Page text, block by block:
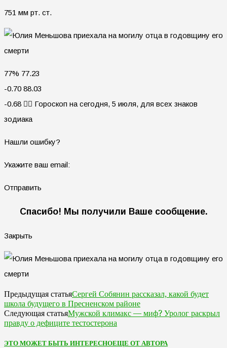
751 мм рт. ст.
77% 77.23
-0.70 88.03
-0.68 🧙‍♀ Гороскоп на сегодня, 5 июля, для всех знаков
зодиака
Нашли ошибку?
Укажите ваш email:
Отправить
Спасибо! Мы получили Ваше сообщение.
Закрыть
Предыдущая статьяСергей Собянин рассказал, какой будет
школа будущего в Пресненском районе
Следующая статьяМужской климакс — миф? Уролог раскрыл
правду о дефиците тестостерона
ЭТО МОЖЕТ БЫТЬ ИНТЕРЕСНОЕЩЕ ОТ АВТОРА